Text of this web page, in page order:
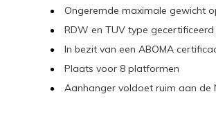
Ongeremde maximale gewicht
RDW en TUV type gecertificeerd
In bezit van een ABOMA
Plaats voor 8 platformen
Aanhanger voldoet ruim aan de